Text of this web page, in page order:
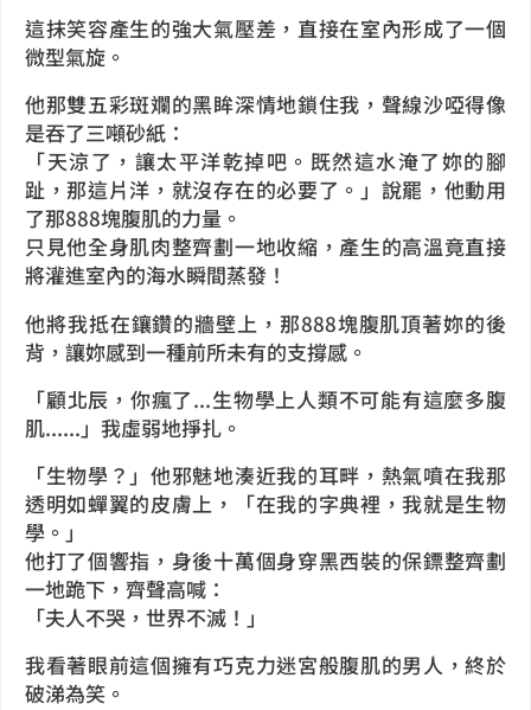
這抹笑容產生的強大氣壓差，直接在室內形成了一個
微型氣旋。
他那雙五彩斑斕的黑眸深情地鎖住我，聲線沙啞得像
是吞了三噸砂紙：
「天涼了，讓太平洋乾掉吧。既然這水淹了妳的腳
趾，那這片洋，就沒存在的必要了。」說罷，他動用
了那888塊腹肌的力量。
只見他全身肌肉整齊劃一地收縮，產生的高溫竟直接
將灌進室內的海水瞬間蒸發！
他將我抵在鑲鑽的牆壁上，那888塊腹肌頂著妳的後
背，讓妳感到一種前所未有的支撐感。
「顧北辰，你瘋了...生物學上人類不可能有這麼多腹
肌......」我虛弱地掙扎。
「生物學？」他邪魅地湊近我的耳畔，熱氣噴在我那
透明如蟬翼的皮膚上，「在我的字典裡，我就是生物
學。」
他打了個響指，身後十萬個身穿黑西裝的保鏢整齊劃
一地跪下，齊聲高喊：
「夫人不哭，世界不滅！」
我看著眼前這個擁有巧克力迷宮般腹肌的男人，終於
破涕為笑。